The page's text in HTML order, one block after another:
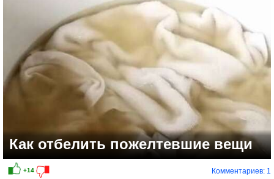
Как отбелить пожелтевшие вещи
Комментариев: 1